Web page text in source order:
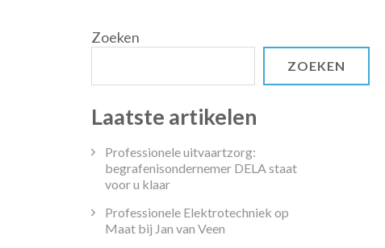
Zoeken
ZOEKEN
Laatste artikelen
Professionele uitvaartzorg:
begrafenisondernemer DELA staat
voor u klaar
Professionele Elektrotechniek op
Maat bij Jan van Veen